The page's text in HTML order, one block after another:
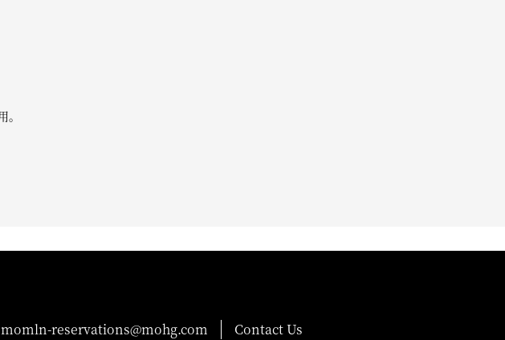
momln-reservations@mohg.com Contact Us